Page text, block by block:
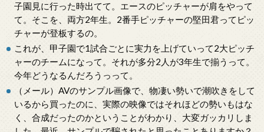
子園見に行った時出てて。エースのピッチャーが肩をやって
て。そこを、両方2年生。2番手ピッチャーの堅田君ってピッ
チャーが登板するの。
これが、甲子園で1試合ごとに実力を上げていって2大ピッチ
ャーのチームになって。それが多分2人が3年生で揃うって。
今年どうなるんだろうっって。
（メール）AVのサンプル画像で、物凄い勢いで潮吹きをして
いるから買ったのに、実際の映像ではそれほどの勢いもはな
く、合成だったのかということがわかり、大変ガッカリしま